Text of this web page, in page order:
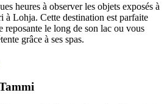
heures à observer les objets exposés à
à Lohja. Cette destination est parfaite
le long de son lac ou vous
grâce à ses spas.